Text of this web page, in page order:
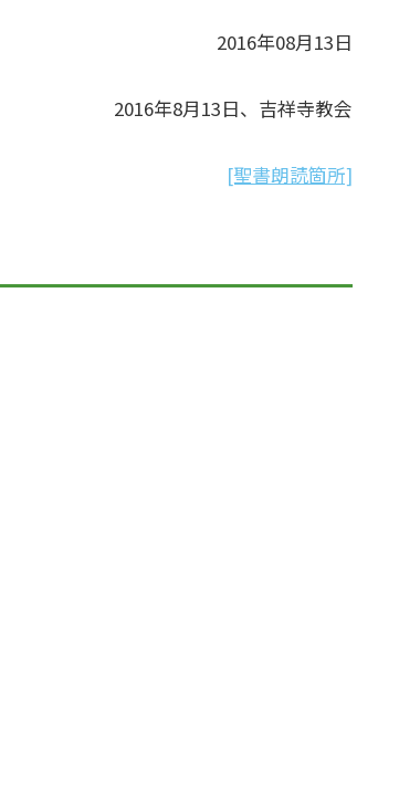
2016年08月13日
2016年8月13日、吉祥寺教会
[聖書朗読箇所]